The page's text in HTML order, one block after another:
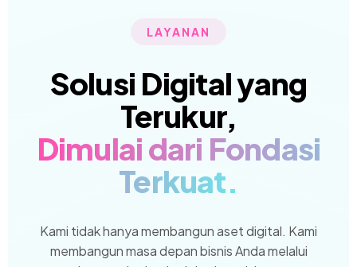
LAYANAN
Solusi Digital yang
Terukur,
Dimulai dari Fondasi
Terkuat.
Kami tidak hanya membangun aset digital. Kami
membangun masa depan bisnis Anda melalui